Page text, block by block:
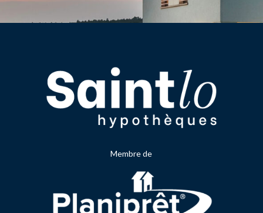
Membre de